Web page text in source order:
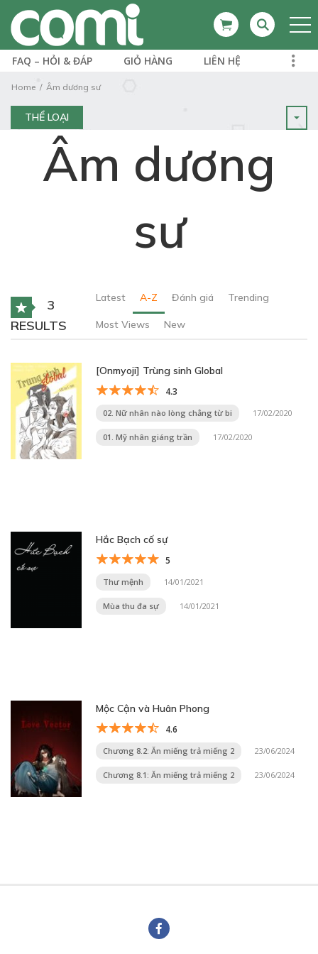
FAQ – HỎI & ĐÁP GIỎ HÀNG LIÊN HỆ
Home Âm dương sư
THỂ LOẠI
Âm dương
sư
3
RESULTS
Latest A-Z Đánh giá Trending
Most Views New
[Onmyoji] Trùng sinh Global
4.3
02. Nữ nhân nào lòng chẳng từ bi 17/02/2020
01. Mỹ nhân giáng trần 17/02/2020
Hắc Bạch cố sự
5
Thư mệnh 14/01/2021
Mùa thu đa sự 14/01/2021
Mộc Cận và Huân Phong
4.6
Chương 8.2: Ăn miếng trả miếng 2 23/06/2024
Chương 8.1: Ăn miếng trả miếng 2 23/06/2024